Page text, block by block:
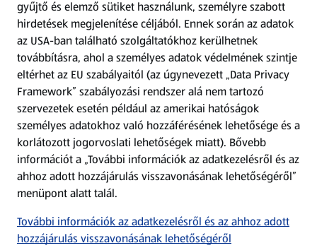
Árcsökkentés
Adattörlő alkalmazás
Szervizpont
(új oldalon nyílik meg)
Fedezz fel minket az interneten!
Töltsd le az ALDI Magyarország applikációt!
gyűjtő és elemző sütiket használunk, személyre szabott
hirdetések megjelenítése céljából. Ennek során az adatok
az USA-ban található szolgáltatókhoz kerülhetnek
továbbításra, ahol a személyes adatok védelmének szintje
eltérhet az EU szabályaitól (az úgynevezett „Data Privacy
Framework” szabályozási rendszer alá nem tartozó
szervezetek esetén például az amerikai hatóságok
személyes adatokhoz való hozzáférésének lehetősége és a
korlátozott jogorvoslati lehetőségek miatt). Bővebb
információt a „További információk az adatkezelésről és az
ahhoz adott hozzájárulás visszavonásának lehetőségéről”
menüpont alatt talál.
További információk az adatkezelésről és az ahhoz adott
hozzájárulás visszavonásának lehetőségéről